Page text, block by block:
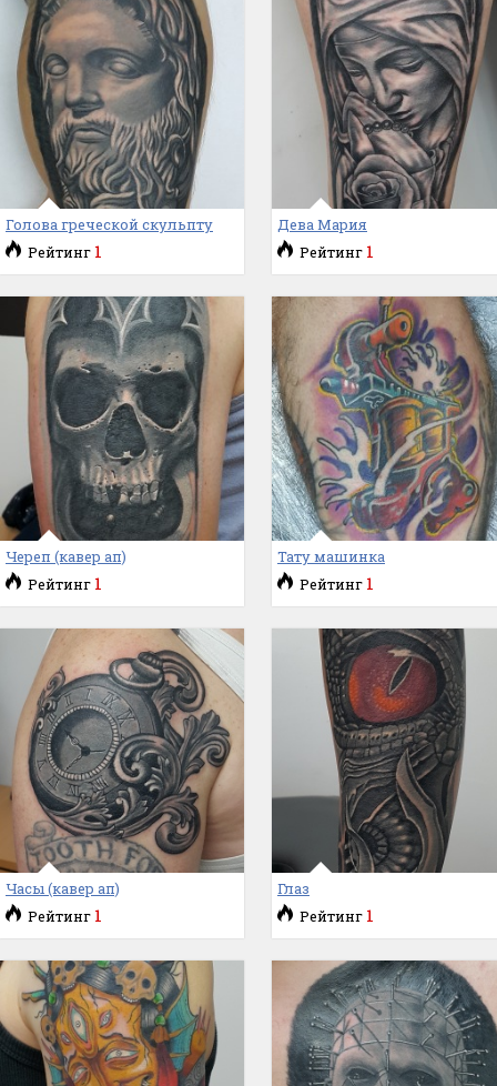
Голова греческой скульпту
Рейтинг 1
Дева Мария
Рейтинг 1
Череп (кавер ап)
Рейтинг 1
Тату машинка
Рейтинг 1
Часы (кавер ап)
Рейтинг 1
Глаз
Рейтинг 1